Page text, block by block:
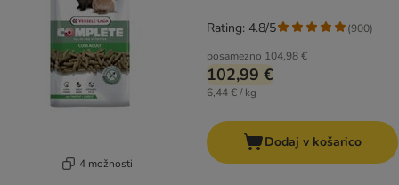
4 možnosti
posamezno 104,98 €
102,99 €
6,44 € / kg
Rating: 4.8/5 (900)
Dodaj v košarico